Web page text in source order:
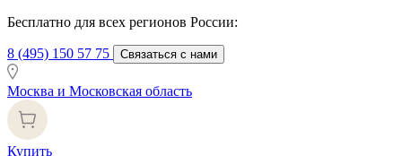
Бесплатно для всех регионов России:
8 (495) 150 57 75 Связаться с нами
Москва и Московская область
Купить